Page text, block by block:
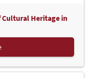
Cultural Heritage in